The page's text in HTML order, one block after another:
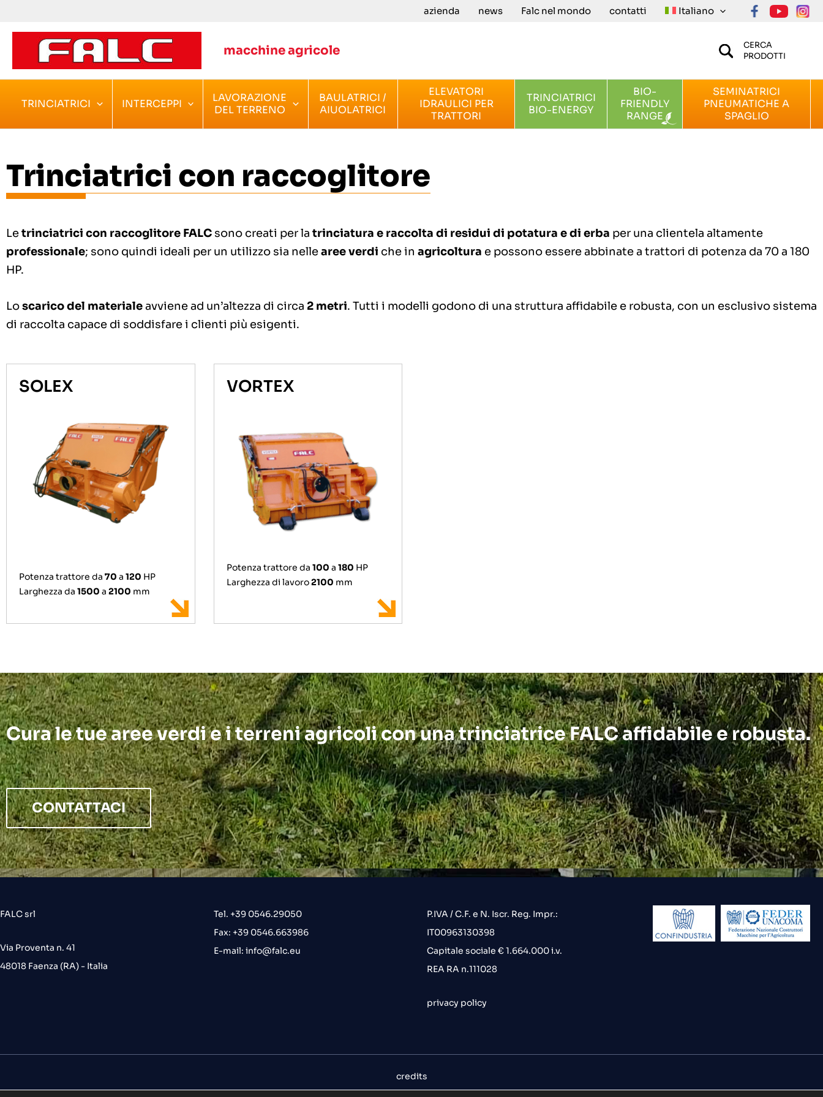
contenuto
azienda news Falc nel mondo contatti Italiano
macchine agricole
CERCA
PRODOTTI
TRINCIATRICI INTERCEPPI
LAVORAZIONE
DEL TERRENO
BAULATRICI /
AIUOLATRICI
ELEVATORI
IDRAULICI PER
TRATTORI
TRINCIATRICI
BIO-ENERGY
BIO-
FRIENDLY
RANGE
SEMINATRICI
PNEUMATICHE A
SPAGLIO
Trinciatrici con raccoglitore
Letrinciatrici con raccoglitore FALC sono creati per la trinciatura e raccolta di residui di potatura e di erba per una clientela altamente
professionale; sono quindi ideali per un utilizzo sia nellearee verdi che in agricoltura e possono essere abbinate a trattori di potenza da 70 a 180
HP.
Loscarico del materialeavviene ad un’altezza di circa 2 metri. Tutti i modelli godono di una struttura affidabile e robusta, con un esclusivo sistema
di raccolta capace di soddisfare i clienti più esigenti.
SOLEX
Potenza trattore da 70 a 120 HP
Larghezza da 1500 a 2100 mm
VORTEX
Potenza trattore da 100 a 180 HP
Larghezza di lavoro2100 mm
Cura le tue aree verdi e i terreni agricoli con una trinciatrice FALC affidabile e robusta.
CONTATTACI
FALC srl
Via Proventa n. 41
48018 Faenza (RA) - Italia
Tel. +39 0546.29050
Fax: +39 0546.663986
E-mail: info@falc.eu
P.IVA / C.F. e N. Iscr. Reg. Impr.:
IT00963130398
Capitale sociale € 1.664.000 i.v.
REA RA n.111028
privacy policy
credits